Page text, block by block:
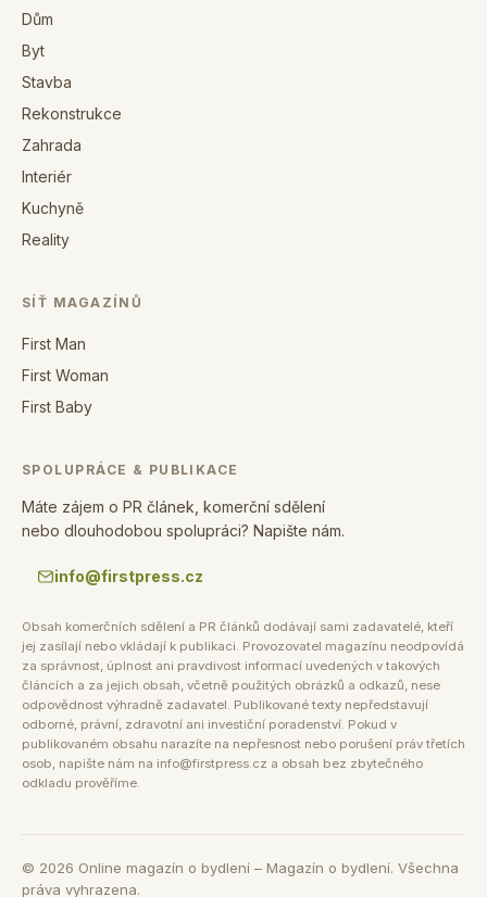
Dům
Byt
Stavba
Rekonstrukce
Zahrada
Interiér
Kuchyně
Reality
SÍŤ MAGAZÍNŮ
First Man
First Woman
First Baby
SPOLUPRÁCE & PUBLIKACE
Máte zájem o PR článek, komerční sdělení
nebo dlouhodobou spolupráci? Napište nám.
info@firstpress.cz
Obsah komerčních sdělení a PR článků dodávají sami zadavatelé, kteří
jej zasílají nebo vkládají k publikaci. Provozovatel magazínu neodpovídá
za správnost, úplnost ani pravdivost informací uvedených v takových
článcích a za jejich obsah, včetně použitých obrázků a odkazů, nese
odpovědnost výhradně zadavatel. Publikované texty nepředstavují
odborné, právní, zdravotní ani investiční poradenství. Pokud v
publikovaném obsahu narazíte na nepřesnost nebo porušení práv třetích
osob, napište nám na info@firstpress.cz a obsah bez zbytečného
odkladu prověříme.
© 2026 Online magazín o bydlení – Magazín o bydlení. Všechna
práva vyhrazena.